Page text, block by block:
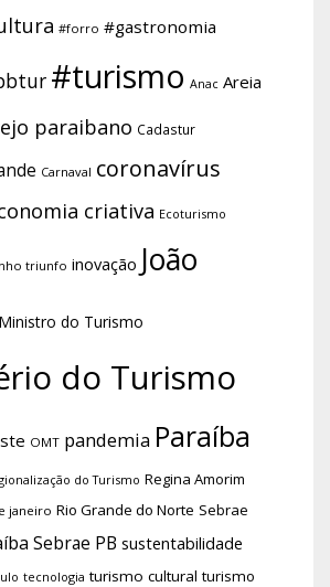
#forro #gastronomia
#turismo Anac Areia
paraibano Cadastur
Carnaval coronavírus
criativa Ecoturismo
triunfo inovação João
Ministro do Turismo
do Turismo
OMT pandemia Paraíba
do Turismo Regina Amorim
janeiro Rio Grande do Norte Sebrae
Sebrae PB sustentabilidade
tecnologia turismo cultural turismo